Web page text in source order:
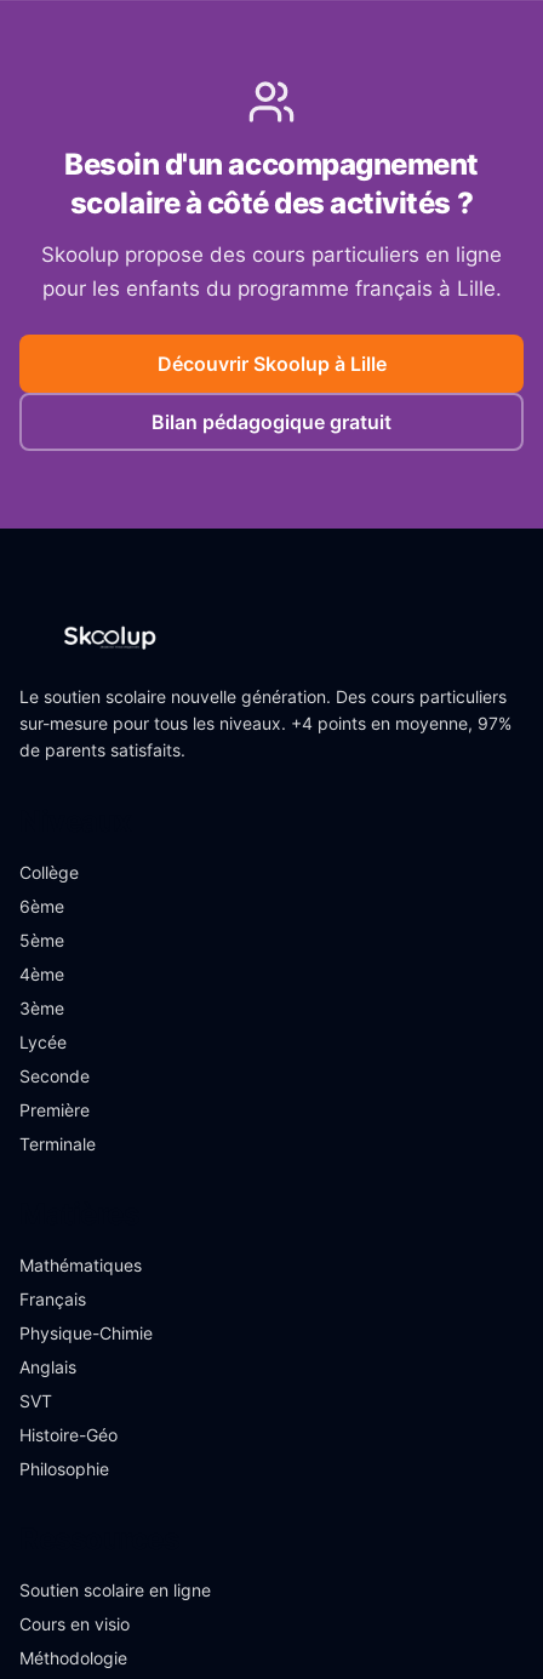
Besoin d'un accompagnement
scolaire à côté des activités ?
Skoolup propose des cours particuliers en ligne
pour les enfants du programme français à Lille.
Découvrir Skoolup à Lille
Bilan pédagogique gratuit
Le soutien scolaire nouvelle génération. Des cours particuliers
sur-mesure pour tous les niveaux. +4 points en moyenne, 97%
de parents satisfaits.
Collège
6ème
5ème
4ème
3ème
Lycée
Seconde
Première
Terminale
Mathématiques
Français
Physique-Chimie
Anglais
SVT
Histoire-Géo
Philosophie
Soutien scolaire en ligne
Cours en visio
Méthodologie